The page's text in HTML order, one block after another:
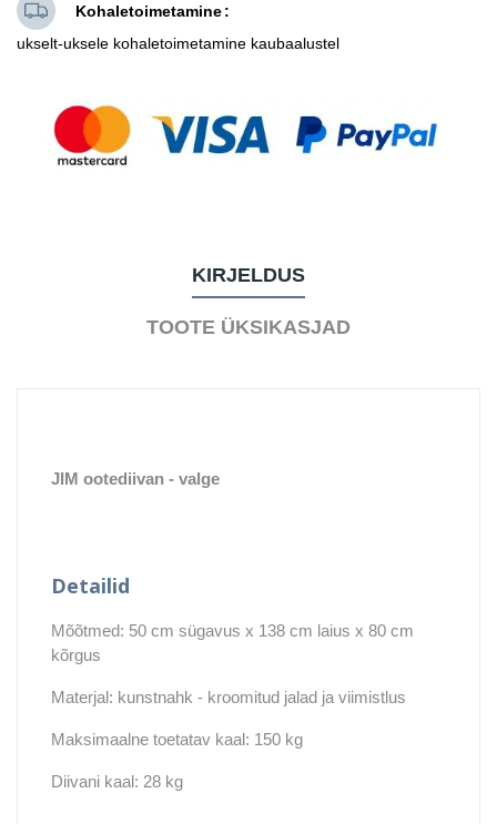
Kohaletoimetamine
ukselt-uksele kohaletoimetamine kaubaalustel
KIRJELDUS
TOOTE ÜKSIKASJAD
JIM ootediivan - valge
Detailid
Mõõtmed: 50 cm sügavus x 138 cm laius x 80 cm
kõrgus
Materjal: kunstnahk - kroomitud jalad ja viimistlus
Maksimaalne toetatav kaal: 150 kg
Diivani kaal: 28 kg